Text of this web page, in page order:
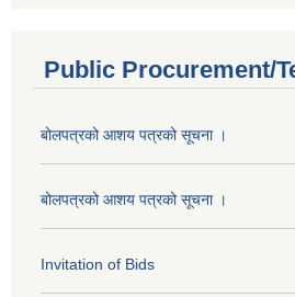
Public Procurement/
बोलपत्रको आशय पत्रको सूचना ।
बोलपत्रको आशय पत्रको सूचना ।
Invitation of Bids